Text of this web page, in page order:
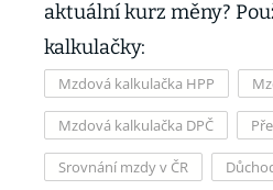
aktuální kurz měny?
kalkulačky:
Mzdová kalkulačka HPP
Mzdová kalkulačka DPČ
Srovnání mzdy v ČR